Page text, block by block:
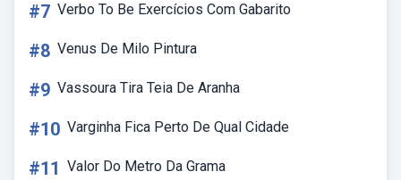
#7 Verbo To Be Exercícios Com Gabarito
#8 Venus De Milo Pintura
#9 Vassoura Tira Teia De Aranha
#10 Varginha Fica Perto De Qual Cidade
#11 Valor Do Metro Da Grama